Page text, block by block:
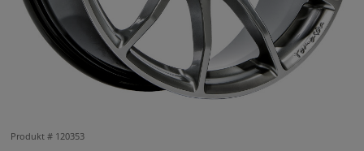
Produkt # 120353